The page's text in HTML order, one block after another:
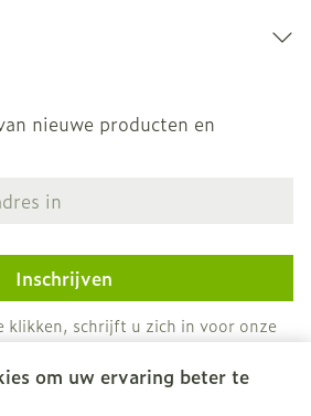
om uw ervaring beter te
nieuwe producten en
Inschrijven
klikken, schrijft u zich in voor onze
akkoord met onzeprivacy policy.